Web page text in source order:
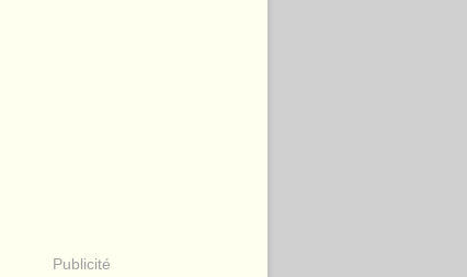
Publicité